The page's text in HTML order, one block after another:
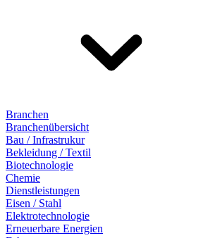
Branchen
Branchenübersicht
Bau / Infrastrukur
Bekleidung / Textil
Biotechnologie
Chemie
Dienstleistungen
Eisen / Stahl
Elektrotechnologie
Erneuerbare Energien